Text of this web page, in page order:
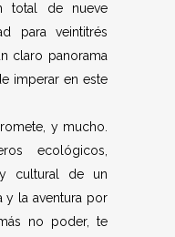
total de nueve
para veintitrés
claro panorama
imperar en este
y mucho.
ecológicos,
y cultural de un
y la aventura por
no poder, te